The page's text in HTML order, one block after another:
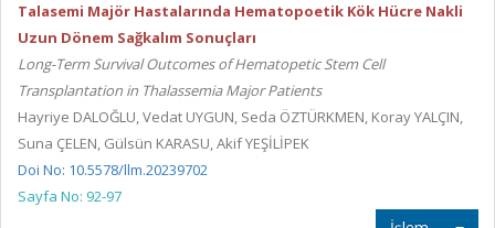
Talasemi Majör Hastalarında Hematopoetik Kök Hücre Nakli
Uzun Dönem Sağkalım Sonuçları
Long-Term Survival Outcomes of Hematopetic Stem Cell
Transplantation in Thalassemia Major Patients
Hayriye DALOĞLU, Vedat UYGUN, Seda ÖZTÜRKMEN, Koray YALÇIN,
Suna ÇELEN, Gülsün KARASU, Akif YEŞİLİPEK
Doi No: 10.5578/llm.20239702
Sayfa No: 92-97